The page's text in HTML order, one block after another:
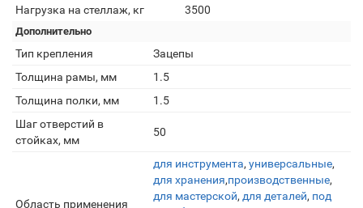
Нагрузка на стеллаж, кг
3500
Дополнительно
Тип крепления
Зацепы
Толщина рамы, мм
1.5
Толщина полки, мм
1.5
Шаг отверстий в
стойках, мм
50
Область применения
для инструмента, универсальные,
для хранения,производственные,
для мастерской, для деталей, под